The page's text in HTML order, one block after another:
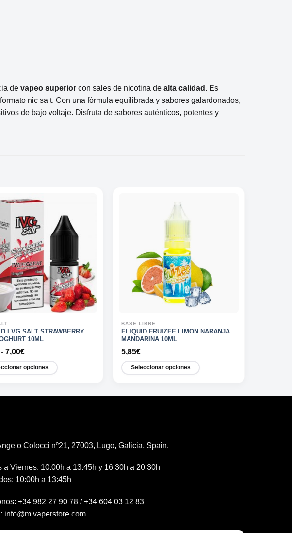
de vapeo superior con sales de nicotina de alta calidad . Es
nic salt. Con una fórmula equilibrada y sabores galardonados,
de bajo voltaje. Disfruta de sabores auténticos, potentes y
I VG SALT STRAWBERRY
10ML
- 7,00€Rango
precios:
desde
7,00€
opciones
BASE LIBRE
ELIQUID FRUIZEE LIMON NARANJA
MANDARINA 10ML
5,85€
Seleccionar opciones
opciones
pueden
la
Colocci nº21, 27003, Lugo, Galicia, Spain.
a Viernes: 10:00h a 13:45h y 16:30h a 20:30h
10:00h a 13:45h
+34 982 27 90 78 /+34 604 03 12 83
info@mivaperstore.com